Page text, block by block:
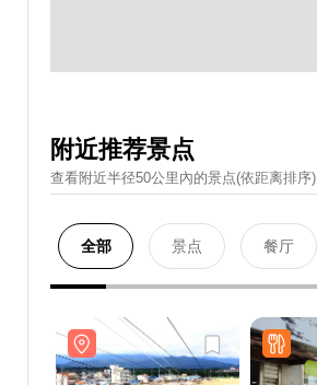
附近推荐景点
查看附近半径50公里內的景点(依距离排序)
全部 景点 餐厅